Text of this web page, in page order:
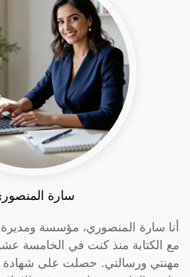
سارة
أنا سارة المنصوري، مؤسسة
مع الكتابة منذ كنت في الخامسة
مهنتي ورسالتي. حصلت على شهادة